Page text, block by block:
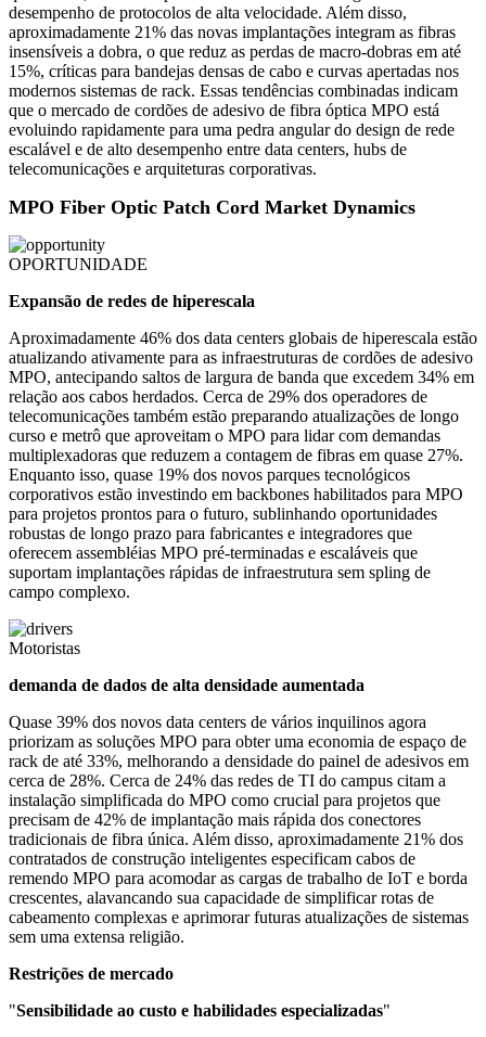
desempenho de protocolos de alta velocidade. Além disso,
aproximadamente 21% das novas implantações integram as fibras
insensíveis a dobra, o que reduz as perdas de macro-dobras em até
15%, críticas para bandejas densas de cabo e curvas apertadas nos
modernos sistemas de rack. Essas tendências combinadas indicam
que o mercado de cordões de adesivo de fibra óptica MPO está
evoluindo rapidamente para uma pedra angular do design de rede
escalável e de alto desempenho entre data centers, hubs de
telecomunicações e arquiteturas corporativas.
MPO Fiber Optic Patch Cord Market Dynamics
OPORTUNIDADE
Expansão de redes de hiperescala
Aproximadamente 46% dos data centers globais de hiperescala estão
atualizando ativamente para as infraestruturas de cordões de adesivo
MPO, antecipando saltos de largura de banda que excedem 34% em
relação aos cabos herdados. Cerca de 29% dos operadores de
telecomunicações também estão preparando atualizações de longo
curso e metrô que aproveitam o MPO para lidar com demandas
multiplexadoras que reduzem a contagem de fibras em quase 27%.
Enquanto isso, quase 19% dos novos parques tecnológicos
corporativos estão investindo em backbones habilitados para MPO
para projetos prontos para o futuro, sublinhando oportunidades
robustas de longo prazo para fabricantes e integradores que
oferecem assembléias MPO pré-terminadas e escaláveis ​​que
suportam implantações rápidas de infraestrutura sem spling de
campo complexo.
Motoristas
demanda de dados de alta densidade aumentada
Quase 39% dos novos data centers de vários inquilinos agora
priorizam as soluções MPO para obter uma economia de espaço de
rack de até 33%, melhorando a densidade do painel de adesivos em
cerca de 28%. Cerca de 24% das redes de TI do campus citam a
instalação simplificada do MPO como crucial para projetos que
precisam de 42% de implantação mais rápida dos conectores
tradicionais de fibra única. Além disso, aproximadamente 21% dos
contratados de construção inteligentes especificam cabos de
remendo MPO para acomodar as cargas de trabalho de IoT e borda
crescentes, alavancando sua capacidade de simplificar rotas de
cabeamento complexas e aprimorar futuras atualizações de sistemas
sem uma extensa religião.
Restrições de mercado
"Sensibilidade ao custo e habilidades especializadas"